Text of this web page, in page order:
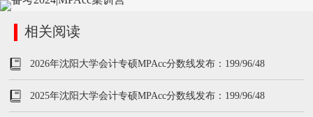
相关阅读
2026年沈阳大学会计专硕MPAcc分数线发布：199/96/48
2025年沈阳大学会计专硕MPAcc分数线发布：199/96/48